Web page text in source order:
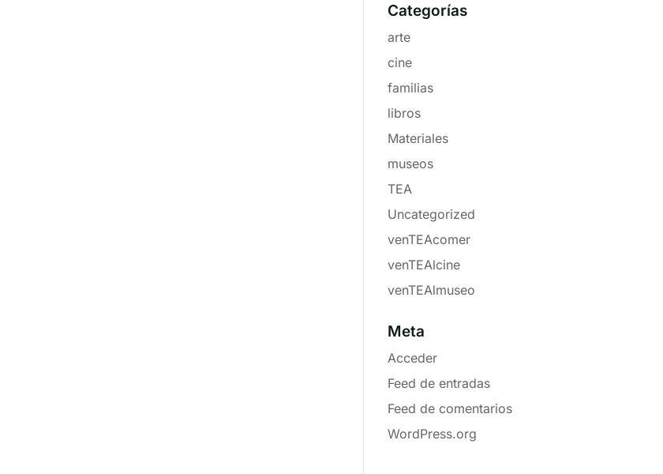
Categorías
arte
cine
familias
libros
Materiales
museos
TEA
Uncategorized
venTEAcomer
venTEAlcine
venTEAlmuseo
Meta
Acceder
Feed de entradas
Feed de comentarios
WordPress.org